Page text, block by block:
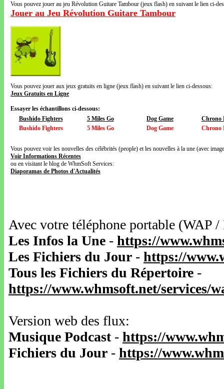
Vous pouvez jouer au jeu Révolution Guitare Tambour (jeux flash) en suivant le lien ci-
Jouer au Jeu Révolution Guitare Tambour
Vous pouvez jouer aux jeux gratuits en ligne (jeux flash) en suivant le lien ci-dessous:
Jeux Gratuits en Ligne
Essayer les échantillons ci-dessous:
Bushido Fighters
5 Miles Go Dog Game
Chrono
Bushido Fighters
5 Miles Go Dog Game Chrono
Vous pouvez voir les nouvelles des célébrités (people) et les nouvelles à la une (avec
Voir Informations Récentes
ou en visitant le blog de WhmSoft Services:
Diaporamas de Photos d'Actualités
Avec votre téléphone portable
Les Infos la Une - https://
Les Fichiers du Jour - https://
Tous les Fichiers du Répertoire -
https://www.whmsoft.net/services/
Version web des flux:
Musique Podcast- https://
Fichiers du Jour - https://